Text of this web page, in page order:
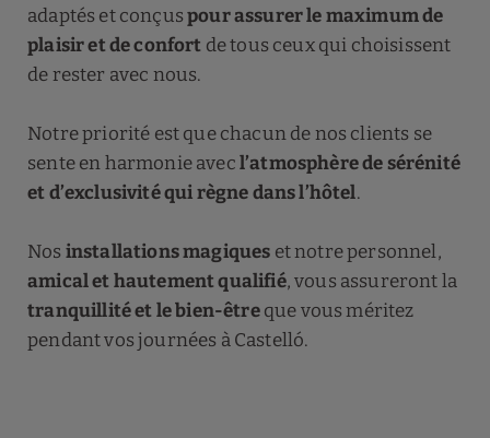
adaptés et conçuspour assurer le maximum de
plaisir et de confort de tous ceux qui choisissent
de rester avec nous.
Notre priorité est que chacun de nos clients se
sente en harmonie avecl’atmosphère de sérénité
et d’exclusivité qui règne dans l’hôtel.
Nos installations magiques et notre personnel,
amical et hautement qualifié, vous assureront la
tranquillité et le bien-êtreque vous méritez
pendant vos journées à Castelló.